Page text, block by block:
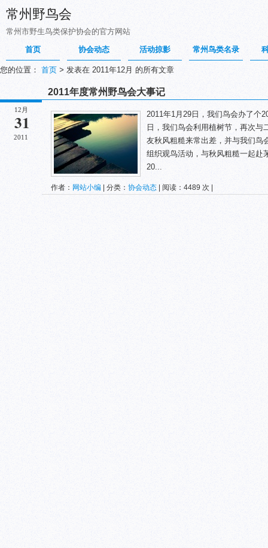
常州野鸟会
常州市野生鸟类保护协会的官方网站
首页
协会动态 活动掠影 常州鸟类名录
您的位置： 首页 > 发表在 2011年12月 的所有文章
12月
31
2011
2011年度常州野鸟会大事记
2011年1月29日，我们鸟会办了个
日，我们鸟会利用植树节，再次与
友秋风粗糙来常出差，并与我们鸟
组织观鸟活动，与秋风粗糙一起赴
20...
作者： 网站小编 | 分类： 协会动态 | 阅读：4489 次 |